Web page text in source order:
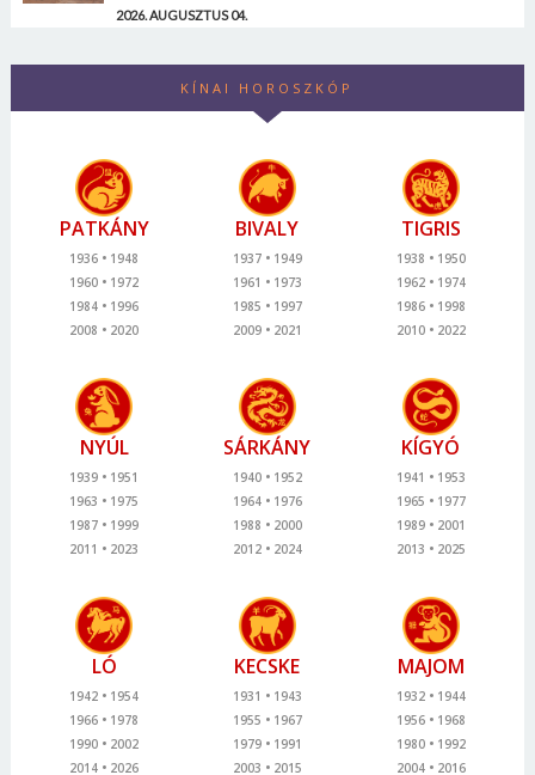
2026. AUGUSZTUS 04.
KÍNAI HOROSZKÓP
PATKÁNY
1936
1948
1960
1972
1984
1996
2008
2020
BIVALY
1937
1949
1961
1973
1985
1997
2009
2021
TIGRIS
1938
1950
1962
1974
1986
1998
2010
2022
NYÚL
1939
1951
1963
1975
1987
1999
2011
2023
SÁRKÁNY
1940
1952
1964
1976
1988
2000
2012
2024
KÍGYÓ
1941
1953
1965
1977
1989
2001
2013
2025
LÓ
1942
1954
1966
1978
1990
2002
2014
2026
KECSKE
1931
1943
1955
1967
1979
1991
2003
2015
MAJOM
1932
1944
1956
1968
1980
1992
2004
2016